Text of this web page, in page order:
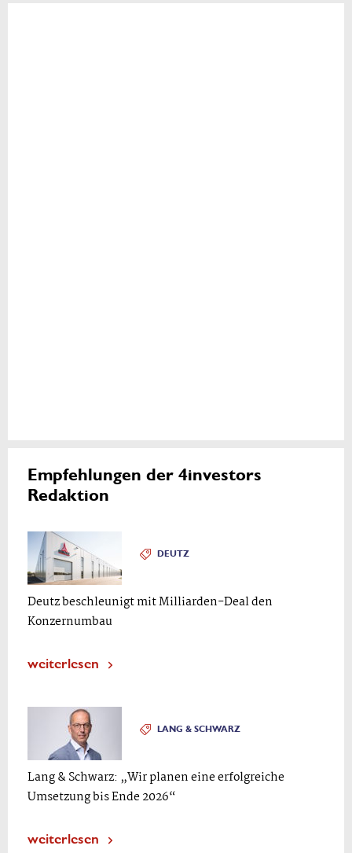
Empfehlungen der 4investors
Redaktion
DEUTZ
Deutz beschleunigt mit Milliarden-Deal den
Konzernumbau
weiterlesen
LANG & SCHWARZ
Lang & Schwarz: „Wir planen eine erfolgreiche
Umsetzung bis Ende 2026“
weiterlesen